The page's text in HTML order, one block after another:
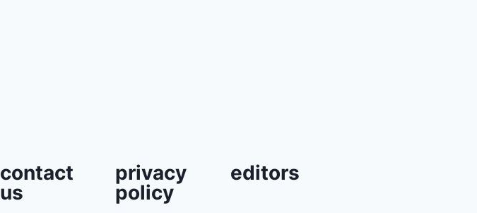
contact
us
privacy
policy
editors